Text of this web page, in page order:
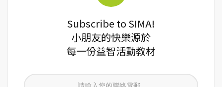
Subscribe to SIMA!
小朋友的快樂源於
每一份益智活動教材